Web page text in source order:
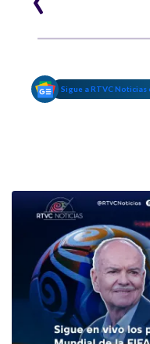
Sigue a RTVC